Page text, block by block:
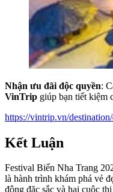
Nhận ưu đãi độc quyền:
VinTrip giúp bạn tiết kiệm
https://vintrip.vn/
Kết Luận
Festival Biển Nha Trang
là hành trình khám phá vẻ
động đặc sắc và hai cuộc